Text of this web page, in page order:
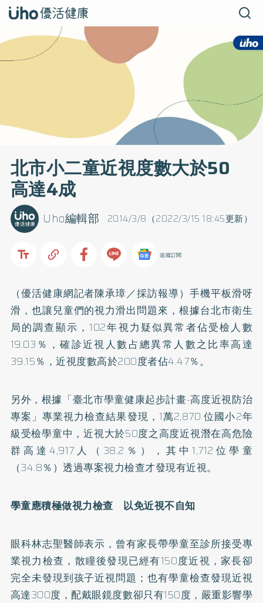
北市小二童近視度數大於50
高達4成
2014/3/8（2022/3/15 18:45更新）
Uho編輯部
追蹤訂閱
（優活健康網記者陳承璋／採訪報導）手機平板滑呀
滑，也讓兒童們的視力滑出問題來，根據台北市衛生
局的調查顯示，102年視力疑似異常者佔受檢人數
19.03％，確診近視人數占總異常人數之比率高達
39.15％，近視度數高於200度者佔4.47％。
另外，根據「臺北市學童健康起步計畫-高度近視防治
專案」專業視力檢查結果發現，1萬2,870 位國小2年
級受檢學童中，近視大於50度之高度近視潛在高危險
群高達4,917人（38.2％），其中1,712位學童
（34.8％）透過專案視力檢查才發現有近視。
學童應積極做視力檢查 以免近視不自知
眼科林志聖醫師表示，曾有家長帶學童至診所接受專
業視力檢查，散瞳後發現已經有150度近視，家長卻
完全未發現到孩子近視問題；也有學童檢查發現近視
高達300度，配戴眼鏡度數卻只有150度，嚴重影響學